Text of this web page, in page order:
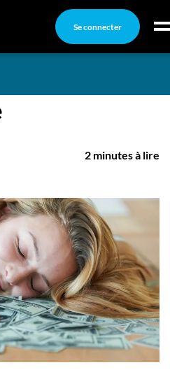
Se connecter
votre salaire
déterminent
2 minutes à lire